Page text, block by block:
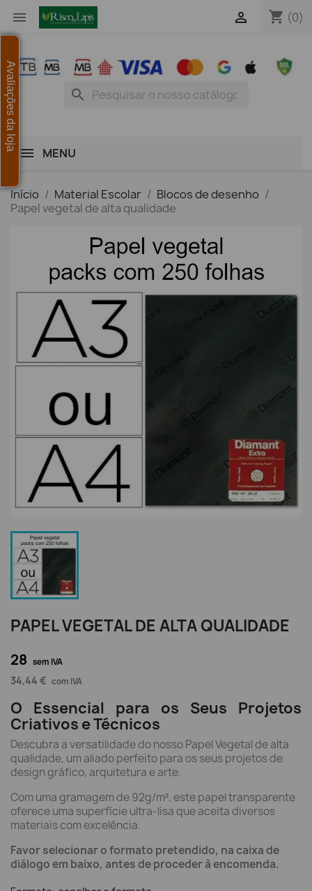
 shopping_cart (0)

search
MENU
Início Material Escolar
Blocos de desenho
Papel vegetal de alta qualidade
PAPEL VEGETAL DE ALTA QUALIDADE
28 sem IVA
34,44 € com IVA
O Essencial para os Seus Projetos
Criativos e Técnicos
Descubra a versatilidade do nosso Papel Vegetal de alta
qualidade, um aliado perfeito para os seus projetos de
design gráfico, arquitetura e arte.
Com uma gramagem de 92g/m², este papel transparente
oferece uma superfície ultra-lisa que aceita diversos
materiais com excelência.
Favor selecionar o formato pretendido, na caixa de
diálogo em baixo, antes de proceder à encomenda.
Avaliações da loja